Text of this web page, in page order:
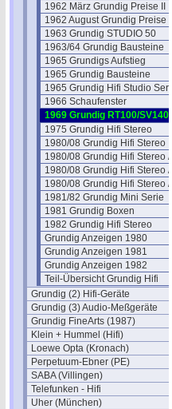
1962 März Grundig Preise II
1962 August Grundig Preise
1963 Grundig STUDIO 50
1963/64 Grundig Bausteine
1965 Grundigs Aufstieg
1965 Grundig Bausteine
1965 Grundig Hifi Studio Serie
1966 Schaufenster
1969 Grundig RT100/SV140
1975 Grundig Hifi Stereo
1980/08 Grundig Hifi Stereo
1980/08 Grundig Hifi Stereo /2
1980/08 Grundig Hifi Stereo /3
1980/08 Grundig Hifi Stereo /4
1981/82 Grundig Mini Serie
1981 Grundig Boxen
1982 Grundig Hifi Stereo
Grundig Anzeigen 1980
Grundig Anzeigen 1981
Grundig Anzeigen 1982
Teil-Übersicht Grundig Hifi
Grundig (2) Hifi-Geräte
Grundig (3) Audio-Meßgeräte
Grundig FineArts (1987)
Klein + Hummel (Hifi)
Loewe Opta (Kronach)
Perpetuum-Ebner (PE)
SABA (Villingen)
Telefunken - Hifi
Uher (München)